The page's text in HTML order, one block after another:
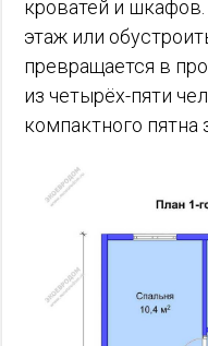
кроватей и
этаж или
превращается в
из четырёх-пяти
компактного пятна